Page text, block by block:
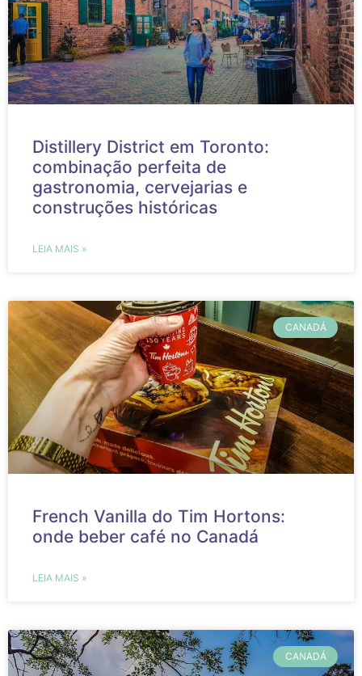
Distillery District em Toronto:
combinação perfeita de
gastronomia, cervejarias e
construções históricas
LEIA MAIS »
CANADÁ
French Vanilla do Tim Hortons:
onde beber café no Canadá
LEIA MAIS »
CANADÁ